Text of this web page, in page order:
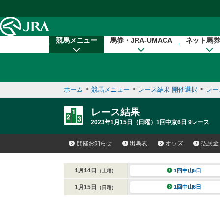
競馬メニュー 馬券・JRA-UMACA ネット馬
ホーム > 競馬メニュー > レース結果 開催選択 > レ
レース結果
2023年1月15日（日曜）1回中京6日 9レース
開催お知らせ 出馬表 オッズ 払戻金
1月14日 （土曜） 1回中山5日
1月15日 （日曜） 1回中山6日